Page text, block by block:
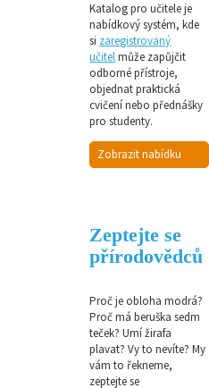
Katalog pro učitele je
nabídkový systém, kde
si zaregistrovaný
učitelmůže zapůjčit
odborné přístroje,
objednat praktická
cvičení nebo přednášky
pro studenty.
Zobrazit nabídku
Zeptejte se
přírodovědců
Proč je obloha modrá?
Proč má beruška sedm
teček? Umí žirafa
plavat? Vy to nevíte? My
vám to řekneme,
zeptejte se